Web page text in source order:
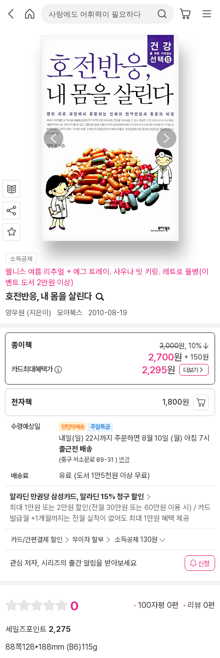
소득공제
웰니스 여름 리추얼 + 에그 트레이. 사우나 빗 키링. 레트로 물병(이
벤트 도서 2만원 이상)
호전반응, 내 몸을 살린다
양우원 (지은이) 모아북스 2010-08-19
종이책 3,000원, 10%
2,700원 + 150원
카드최대혜택가
2,295원 더보기
전자책 1,800원
수령예상일 양탄자배송 주말특급
내일(일) 22시까지 주문하면 8월 10일 (월) 아침 7시
출근전 배송
(중구 서소문로 89-31 ) 변경
배송료 유료 (도서 1만5천원 이상 무료)
알라딘 만권당 삼성카드, 알라딘 15% 청구 할인
최대 1만원 또는 2만원 할인(전월 30만원 또는 60만원 이용 시) / 카드
발급월 +1개월까지는 전월 실적이 없어도 최대 1만원 혜택 제공
카드/간편결제 할인 무이자 할부 소득공제 130원
관심 저자, 시리즈의 출간 알림을 받아보세요 신청
0 100자평 0편 리뷰 0편
세일즈포인트 2,275
88쪽128*188mm (B6)115g